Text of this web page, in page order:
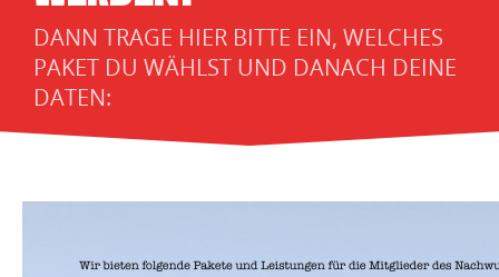
DANN TRAGE HIER BITTE EIN, WELCHES
PAKET DU WÄHLST UND DANACH DEINE
DATEN: